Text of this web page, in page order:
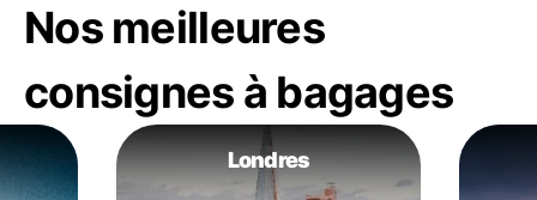
Nos meilleures
consignes à bagages
Londres